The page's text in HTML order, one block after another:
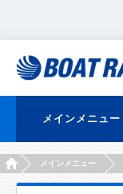
メインメニュー
HOMEメインメニュー